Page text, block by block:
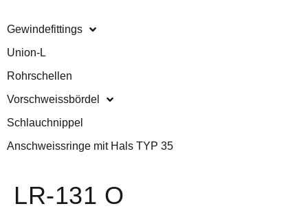
Gewindefittings
Union-L
Rohrschellen
Vorschweissbördel
Schlauchnippel
Anschweissringe mit Hals TYP 35
LR-131 O